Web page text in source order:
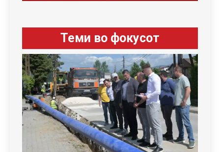
Теми во фокусот